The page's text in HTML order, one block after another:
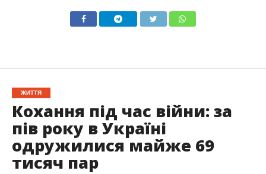
ЖИТТЯ
Кохання під час війни: за
пів року в Україні
одружилися майже 69
тисяч пар